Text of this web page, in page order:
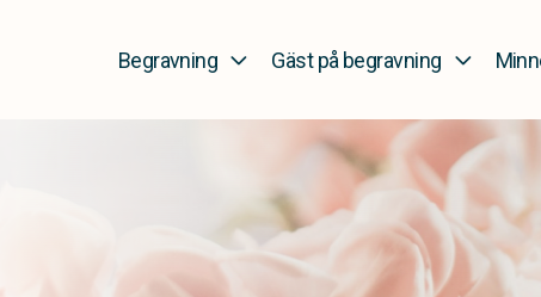
Begravning Gäst på begravning